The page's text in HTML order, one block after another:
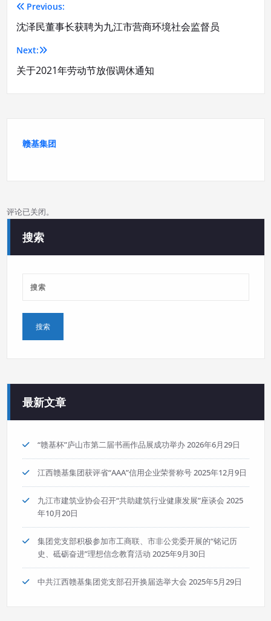
文
章
导
Previous:
沈泽民董事长获聘为九江市营商环境社会监督员
Next:
关于2021年劳动节放假调休通知
赣基集团
评论已关闭。
搜索
最新文章
“赣基杯”庐山市第二届书画作品展成功举办2026年6月29日
江西赣基集团获评省“AAA”信用企业荣誉称号2025年12月9日
九江市建筑业协会召开“共助建筑行业健康发展”座谈会 2025
年10月20日
集团党支部积极参加市工商联、市非公党委开展的“铭记历
史、砥砺奋进”理想信念教育活动 2025年9月30日
中共江西赣基集团党支部召开换届选举大会 2025年5月29日